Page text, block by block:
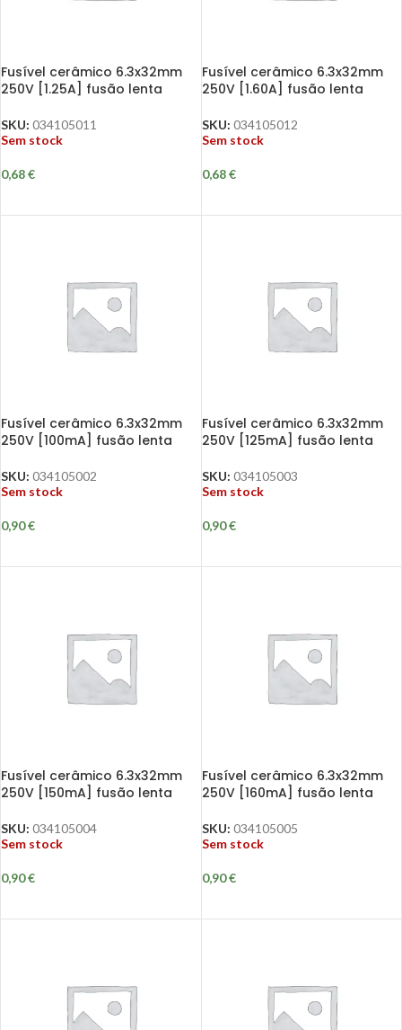
Fusível cerâmico 6.3x32mm
250V [1.25A] fusão lenta
SKU: 034105011
Sem stock
0,68€
Fusível cerâmico 6.3x32mm
250V [1.60A] fusão lenta
SKU: 034105012
Sem stock
0,68€
Fusível cerâmico 6.3x32mm
250V [100mA] fusão lenta
SKU: 034105002
Sem stock
0,90€
Fusível cerâmico 6.3x32mm
250V [125mA] fusão lenta
SKU: 034105003
Sem stock
0,90€
Fusível cerâmico 6.3x32mm
250V [150mA] fusão lenta
SKU: 034105004
Sem stock
0,90€
Fusível cerâmico 6.3x32mm
250V [160mA] fusão lenta
SKU: 034105005
Sem stock
0,90€